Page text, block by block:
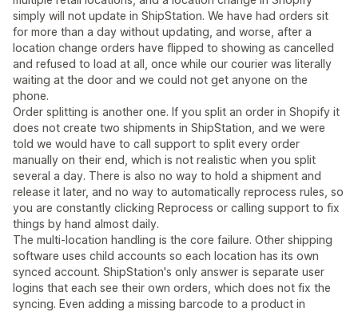
simply will not update in ShipStation. We have had orders sit
for more than a day without updating, and worse, after a
location change orders have flipped to showing as cancelled
and refused to load at all, once while our courier was literally
waiting at the door and we could not get anyone on the
phone.
Order splitting is another one. If you split an order in Shopify it
does not create two shipments in ShipStation, and we were
told we would have to call support to split every order
manually on their end, which is not realistic when you split
several a day. There is also no way to hold a shipment and
release it later, and no way to automatically reprocess rules, so
you are constantly clicking Reprocess or calling support to fix
things by hand almost daily.
The multi-location handling is the core failure. Other shipping
software uses child accounts so each location has its own
synced account. ShipStation's only answer is separate user
logins that each see their own orders, which does not fix the
syncing. Even adding a missing barcode to a product in